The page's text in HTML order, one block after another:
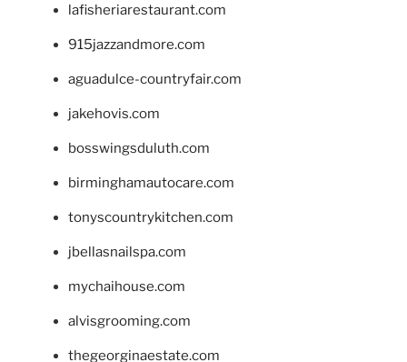
lafisheriarestaurant.com
915jazzandmore.com
aguadulce-countryfair.com
jakehovis.com
bosswingsduluth.com
birminghamautocare.com
tonyscountrykitchen.com
jbellasnailspa.com
mychaihouse.com
alvisgrooming.com
thegeorginaestate.com